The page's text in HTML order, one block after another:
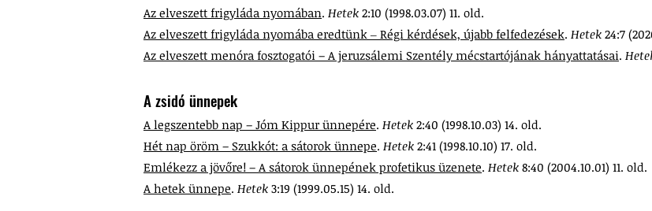
Az elveszett frigyláda nyomában. Hetek 2:10 (1998.03.07) 11. old.
Az elveszett frigyláda nyomába eredtünk ‒ Régi kérdések, újabb felfedezések. Hetek 24:7
Az elveszett menóra fosztogatói – A jeruzsálemi Szentély mécstartójának hányattatásai.
A zsidó ünnepek
A legszentebb nap – Jóm Kippur ünnepére. Hetek 2:40 (1998.10.03) 14. old.
Hét nap öröm – Szukkót: a sátorok ünnepe. Hetek 2:41 (1998.10.10) 17. old.
Emlékezz a jövőre! – A sátorok ünnepének profetikus üzenete. Hetek 8:40 (2004.10.01) 11. old.
A hetek ünnepe. Hetek 3:19 (1999.05.15) 14. old.